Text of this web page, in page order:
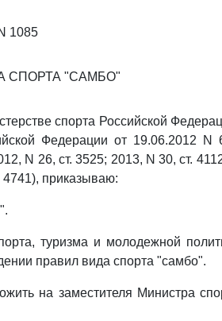
1085
СПОРТА "САМБО"
спорта Российской
Федерации от 19.06.2012 N
N 26, ст. 3525; 2013, N 30, ст.
4741), приказываю:
туризма и молодежной
правил вида спорта "самбо".
на заместителя Министра